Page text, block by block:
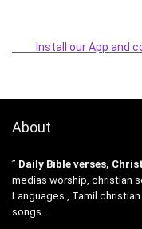
Install our App and
About
” Daily Bible verses,
medias worship, christian
Languages , Tamil
songs .